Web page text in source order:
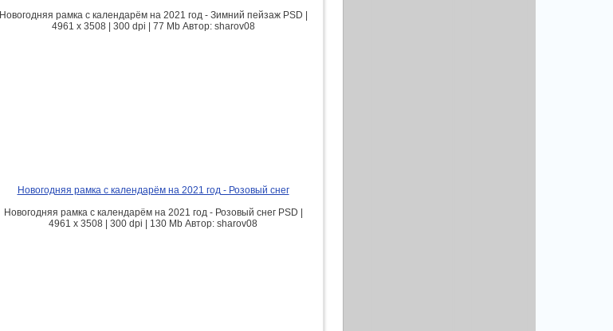
Новогодняя рамка с календарём на 2021 год - Зимний пейзаж PSD |
4961 х 3508 | 300 dpi | 77 Mb Автор: sharov08
Новогодняя рамка с календарём на 2021 год - Розовый снег
Новогодняя рамка с календарём на 2021 год - Розовый снег PSD |
4961 х 3508 | 300 dpi | 130 Mb Автор: sharov08